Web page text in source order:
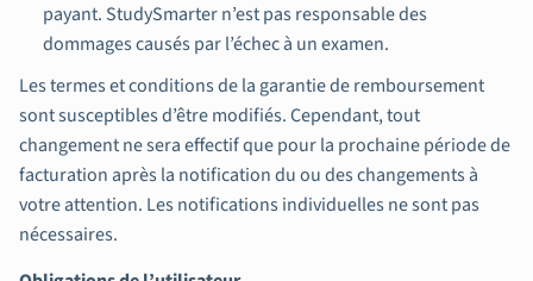
payant. StudySmarter n’est pas responsable des
dommages causés par l’échec à un examen.
Les termes et conditions de la garantie de remboursement
sont susceptibles d’être modifiés. Cependant, tout
changement ne sera effectif que pour la prochaine période de
facturation après la notification du ou des changements à
votre attention. Les notifications individuelles ne sont pas
nécessaires.